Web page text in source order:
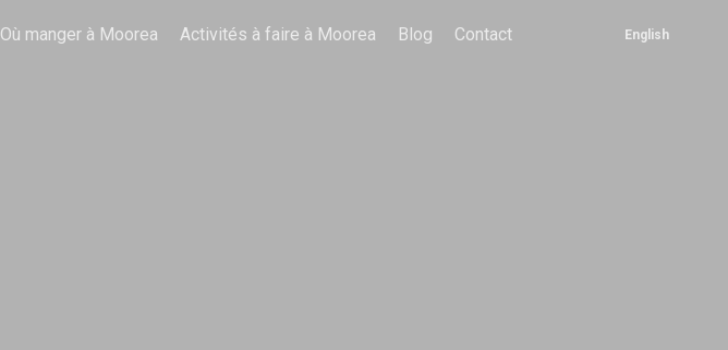
Où manger à Moorea Activités à faire à Moorea Blog Contact English